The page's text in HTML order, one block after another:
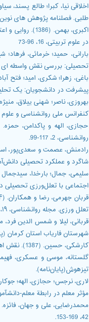
طلبی. فصلنامه پژوهش های نوین
اکبری، بهمن.
در علوم تربیتی، 16، 96-73
تحصیلی: بررسی نقش واسطه ای کمک
پیشرفت در دانشجویان: یک تحلیلل
کنفرانس ملی روانشناسی و علوم
روانشناسی، 2، 117-99.
شاگرد و عملکرد تحصیلی
اجتماعی با تعلل‌ورزی تحصیلی در
تعلل ورزی. مجله روانشناسی، ۱۹، ۲۱_۳.
شهرستان فاریاب استان کرمان
کارشکی، حسین. (1387). نقش اهداف پیشرفت در مولفه های یادگیری خودتنظیمی. تازه های علوم شناختی، 10، 21-13.
تیزهوش(پایان‌نامه).
مؤثر معلم در رابطة معلم-دانش‏آموز.
42، 169-153.